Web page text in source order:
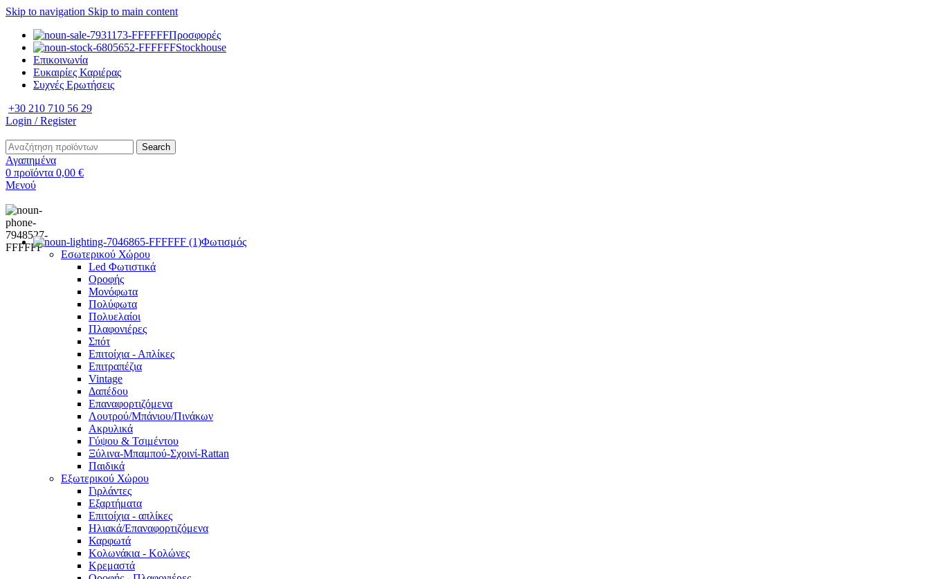
Skip to navigation Skip to main content
Προσφορές
Stockhouse
Επικοινωνία
Ευκαιρίες Καριέρας
Συχνές Ερωτήσεις
+30 210 710 56 29
Login / Register
Search
Αγαπημένα
0 προϊόντα 0,00 €
Μενού
Φωτισμός
Εσωτερικού Χώρου
Led Φωτιστικά
Οροφής
Μονόφωτα
Πολύφωτα
Πολυελαίοι
Πλαφονιέρες
Σπότ
Επιτοίχια - Απλίκες
Επιτραπέζια
Vintage
Δαπέδου
Επαναφορτιζόμενα
Λουτρού/Μπάνιου/Πινάκων
Ακρυλικά
Γύψου & Τσιμέντου
Ξύλινα-Μπαμπού-Σχοινί-Rattan
Παιδικά
Εξωτερικού Χώρου
Γιρλάντες
Εξαρτήματα
Επιτοίχια - απλίκες
Ηλιακά/Επαναφορτιζόμενα
Καρφωτά
Κολωνάκια - Κολώνες
Κρεμαστά